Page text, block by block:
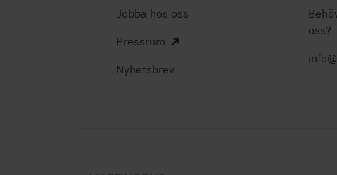
Jobba hos oss
Pressrum
Nyhetsbrev
oss?